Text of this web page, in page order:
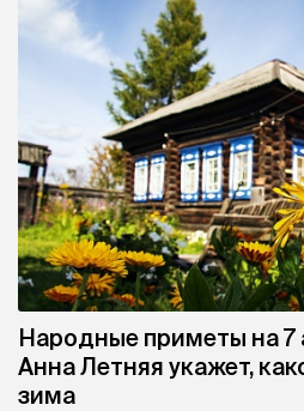
Народные приметы на 7
Анна Летняя укажет,
зима